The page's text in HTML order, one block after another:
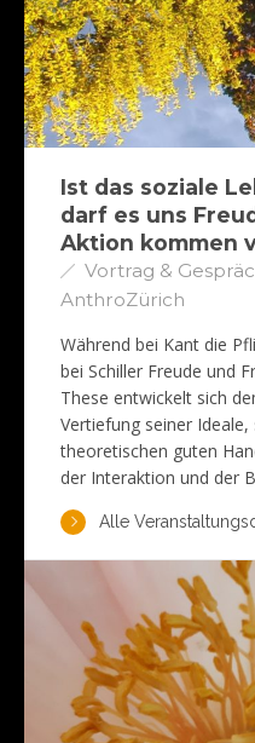
Ist das soziale
darf es uns
Aktion kommen
Vortrag &
AnthroZürich
Während bei Kant die
bei Schiller Freude und
These entwickelt sich
Vertiefung seiner
theoretischen guten
der Interaktion und der
Alle